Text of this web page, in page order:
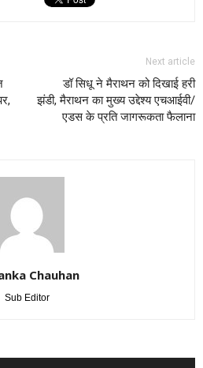
Next article
डॉ सिधू ने मैराथन को दिखाई हरी
झंडी, मैराथन का मुख्य उद्देश्य एचआईवी/
एडस के प्रति जागरूकता फैलाना
Chauhan
Sub Editor